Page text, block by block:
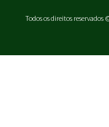
Todos os direitos